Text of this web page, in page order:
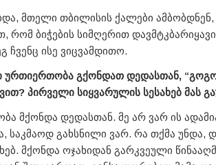
მთელი თბილისის ქალები ამბობდნენ,
რომ ბიჭების სიმღერით
ჩვენც ისე ვიცვამდითო.
გქონდათ დედასთან,
პირველი სიყვარულის სესახებ მას
მქონდა დედასთან. მე არ ვარ ის
საკმაოდ გახსნილი ვარ. რა თქმა უნდა,
მქონდა ოჯახიდან გარკვეული